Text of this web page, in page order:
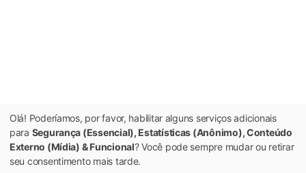
Olá! Poderíamos, por favor, habilitar alguns serviços adicionais
para Segurança (Essencial), Estatísticas (Anônimo), Conteúdo
Externo (Mídia) & Funcional? Você pode sempre mudar ou retirar
seu consentimento mais tarde.